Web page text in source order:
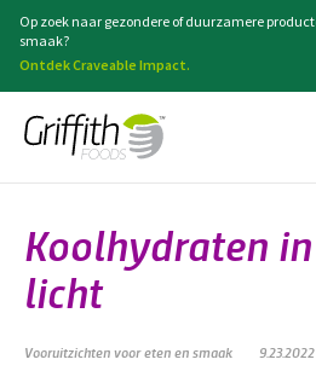
Op zoek naar gezondere of duurzamere
smaak?
Ontdek Craveable Impact.
Koolhydraten
licht
Vooruitzichten voor eten en smaak 9.23.2022